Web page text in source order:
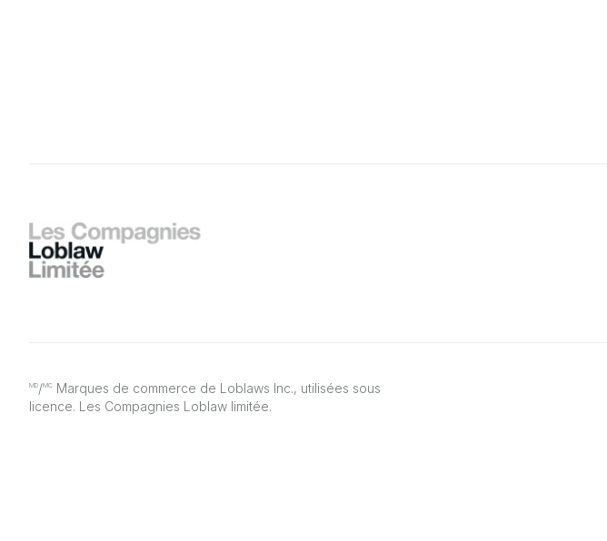
MD/MC Marques de commerce de Loblaws Inc., utilisées sous
licence. Les Compagnies Loblaw limitée.